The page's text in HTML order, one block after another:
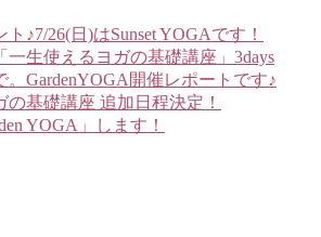
♪7/26(日)はSunset YOGAです！
一生使えるヨガの基礎講座」3days
。GardenYOGA開催レポートです♪
の基礎講座 追加日程決定！
YOGA」します！